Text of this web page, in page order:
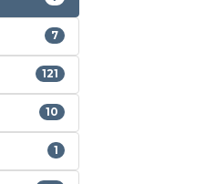
7
121
10
1